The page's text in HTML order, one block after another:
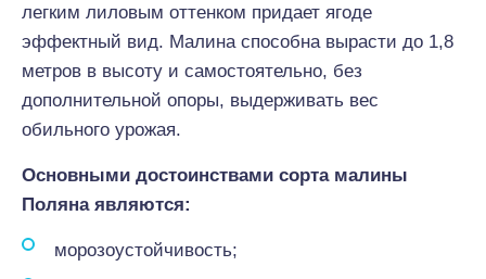
легким лиловым оттенком придает ягоде
эффектный вид. Малина способна вырасти до 1,8
метров в высоту и самостоятельно, без
дополнительной опоры, выдерживать вес
обильного урожая.
Основными достоинствами сорта малины
Поляна являются:
морозоустойчивость;